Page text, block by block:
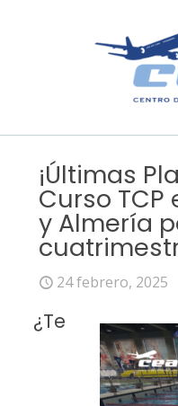
¡Últimas
Curso TCP
y Almería
24 febrero, 2025
¿Te